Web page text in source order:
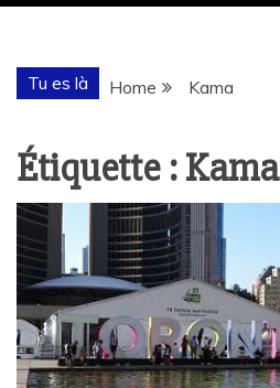
Tu es là Home Kama
Étiquette :Kama